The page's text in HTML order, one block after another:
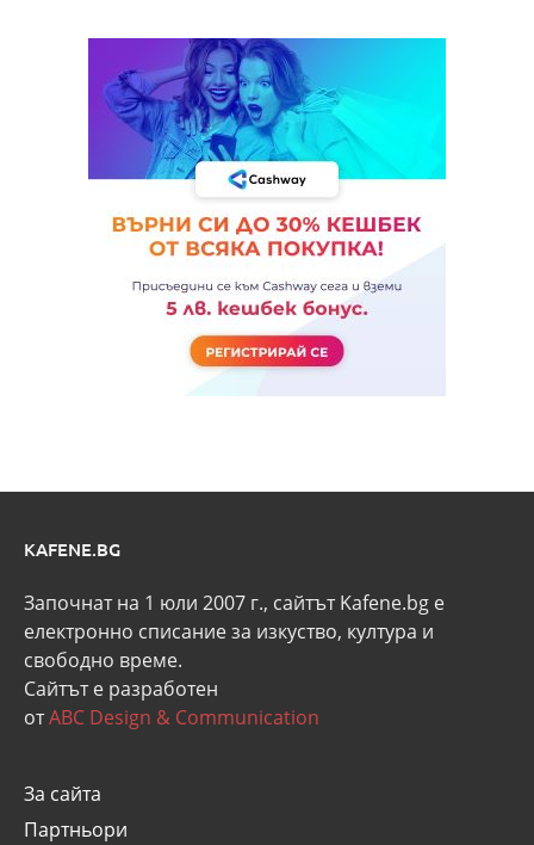
KAFENE.BG
Започнат на 1 юли 2007 г., сайтът Kafene.bg e
eлектронно списание за изкуство, култура и
свободно време.
Сайтът е разработен
отABC Design & Communication
За сайта
Партньори